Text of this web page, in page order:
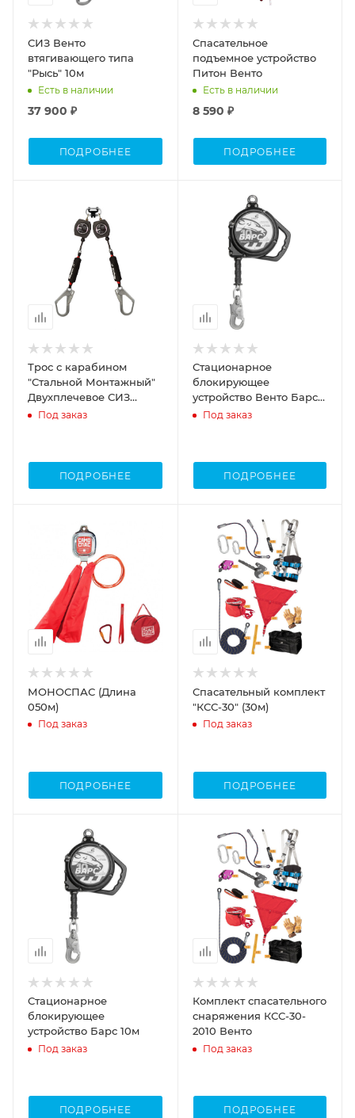
СИЗ Венто
втягивающего типа
"Рысь" 10м
Есть в наличии
37 900 ₽
ПОДРОБНЕЕ
Спасательное
подъемное устройство
Питон Венто
Есть в наличии
8 590 ₽
ПОДРОБНЕЕ
Трос с карабином
"Стальной Монтажный"
Двухплечевое СИЗ
втягивающего типа
Под заказ
ПОДРОБНЕЕ
Стационарное
блокирующее
устройство Венто Барс
20мПод заказ
ПОДРОБНЕЕ
МОНОСПАС (Длина
050м)
Под заказ
ПОДРОБНЕЕ
Спасательный комплект
"КСС-30" (30м)
Под заказ
ПОДРОБНЕЕ
Стационарное
блокирующее
устройство Барс 10м
Под заказ
ПОДРОБНЕЕ
Комплект спасательного
снаряжения КСС-30-
2010 Венто
Под заказ
ПОДРОБНЕЕ